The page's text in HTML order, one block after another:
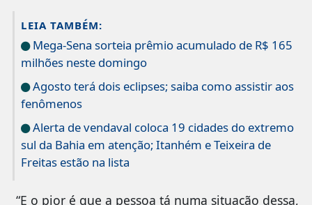
LEIA TAMBÉM:
Mega-Sena sorteia prêmio acumulado de R$ 165
milhões neste domingo
Agosto terá dois eclipses; saiba como assistir aos
fenômenos
Alerta de vendaval coloca 19 cidades do extremo
sul da Bahia em atenção; Itanhém e Teixeira de
Freitas estão na lista
“E o pior é que a pessoa tá numa situação dessa,